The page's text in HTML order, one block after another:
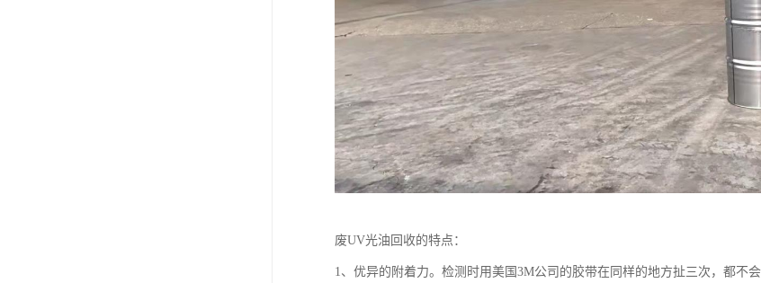
废UV光油回收的特点：
1、优异的附着力。检测时用美国3M公司的胶带在同样的地方扯三次，都不